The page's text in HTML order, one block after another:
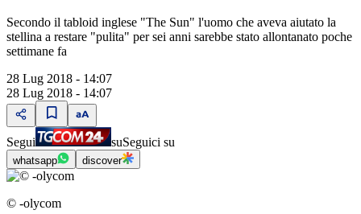
Secondo il tabloid inglese "The Sun" l'uomo che aveva aiutato la
stellina a restare "pulita" per sei anni sarebbe stato allontanato poche
settimane fa
28 Lug 2018 - 14:07
28 Lug 2018 - 14:07
Segui suSeguici su
whatsapp discover
© -olycom